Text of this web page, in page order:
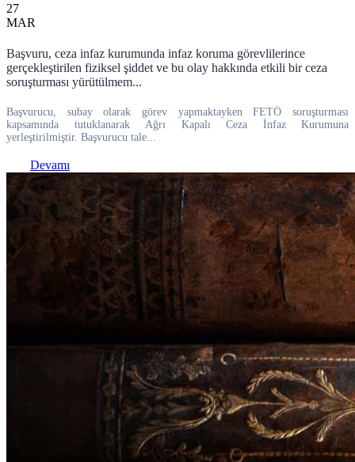
27
MAR
Başvuru, ceza infaz kurumunda infaz koruma görevlilerince
gerçekleştirilen fiziksel şiddet ve bu olay hakkında etkili bir ceza
soruşturması yürütülmem...
Başvurucu, subay olarak görev yapmaktayken FETÖ soruşturması
kapsamında tutuklanarak Ağrı Kapalı Ceza İnfaz Kurumuna
yerleştirilmiştir. Başvurucu tale...
Devamı